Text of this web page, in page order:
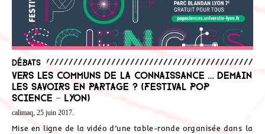
Débats
Vers les communs de la connaissance … Demain
les savoirs en partage ? (Festival POP
Science – Lyon)
calimaq, 25 juin 2017.
Mise en ligne de la vidéo d’une table-ronde organisée dans la